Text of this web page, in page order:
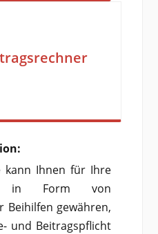
kann Ihnen für Ihre
in Form von
Beihilfen gewähren,
und Beitragspflicht